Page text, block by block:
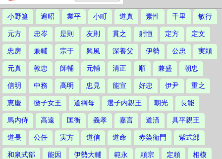
小野篁 遍昭 業平 小町 道真 素性 千里 敏行
元方 忠岑 是則 友則 貫之 躬恒 定方 定文
忠房 兼輔 宗于 興風 深養父 伊勢 公忠 実頼
元真 敦忠 師輔 元輔 清正 順 兼盛 朝忠
信明 中務 高明 忠見 能宣 好忠 伊尹 重之
恵慶 徽子女王 道綱母 選子内親王 朝光 長能
馬内侍 高遠 匡衡 義孝 嘉言 道済 具平親王
道長 公任 実方 道信 道命 赤染衛門 紫式部
和泉式部 能因 伊勢大輔 範永 頼宗 定頼 相模